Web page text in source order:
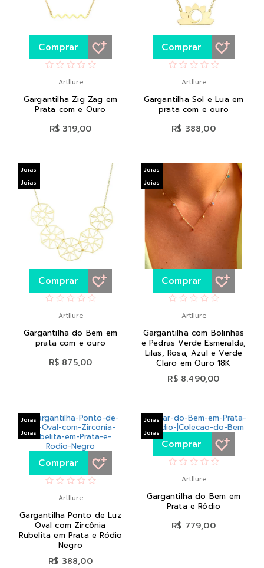
Comprar
Artllure
Gargantilha Zig Zag em
Prata com e Ouro
R$ 319,00
Comprar
Artllure
Gargantilha Sol e Lua em
prata com e ouro
R$ 388,00
Comprar
Artllure
Gargantilha do Bem em
prata com e ouro
R$ 875,00
Joias
Joias
Comprar
Artllure
Gargantilha com Bolinhas
e Pedras Verde Esmeralda,
Lilas, Rosa, Azul e Verde
Claro em Ouro 18K
R$ 8.490,00
Joias
Joias
Comprar
Artllure
Gargantilha Ponto de Luz
Oval com Zircônia
Rubelita em Prata e Ródio
Negro
R$ 388,00
Joias
Joias
Comprar
Artllure
Gargantilha do Bem em
Prata e Ródio
R$ 779,00
Joias
Joias